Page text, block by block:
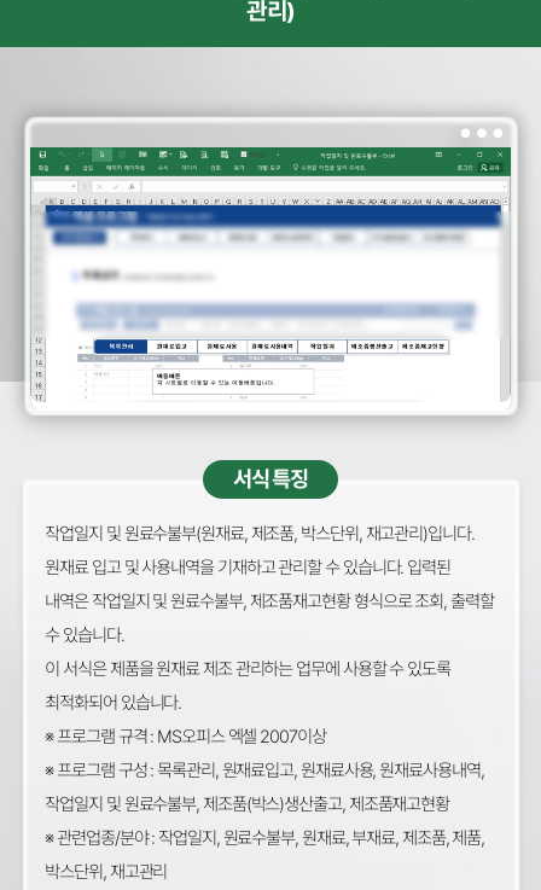
관리)
서식 특징
작업일지 및 원료수불부(원재료, 제조품, 박스단위, 재고관리)입니다.
원재료 입고 및 사용내역을 기재하고 관리할 수 있습니다. 입력된
내역은 작업일지 및 원료수불부, 제조품재고현황 형식으로 조회, 출력할
수 있습니다.
이 서식은 제품을 원재료 제조 관리하는 업무에 사용할 수 있도록
최적화되어 있습니다.
※ 프로그램 규격 : MS오피스 엑셀 2007이상
※ 프로그램 구성 : 목록관리, 원재료입고, 원재료사용, 원재료사용내역,
작업일지 및 원료수불부, 제조품(박스)생산출고, 제조품재고현황
※ 관련업종/분야 : 작업일지, 원료수불부, 원재료, 부재료, 제조품, 제품,
박스단위, 재고관리